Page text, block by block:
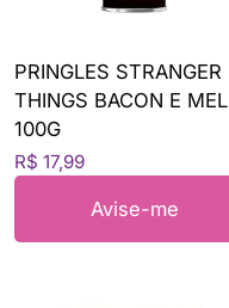
PRINGLES STRANGER
THINGS BACON E MEL
100G
R$ 17,99
Avise-me